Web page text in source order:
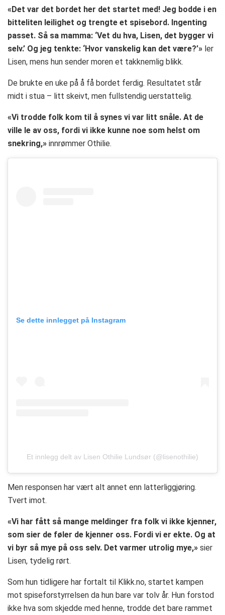
«Det var det bordet her det startet med! Jeg bodde i en
bitteliten leilighet og trengte et spisebord. Ingenting
passet. Så sa mamma: ‘Vet du hva, Lisen, det bygger vi
selv.’ Og jeg tenkte: ‘Hvor vanskelig kan det være?’» ler
Lisen, mens hun sender moren et takknemlig blikk.
De brukte en uke på å få bordet ferdig. Resultatet står
midt i stua – litt skeivt, men fullstendig uerstattelig.
«Vi trodde folk kom til å synes vi var litt snåle. At de
ville le av oss, fordi vi ikke kunne noe som helst om
snekring,» innrømmer Othilie.
Se dette innlegget på Instagram
Et innlegg delt av Lisen Othilie Lundsør (@lisenothilie)
Men responsen har vært alt annet enn latterliggjøring.
Tvert imot.
«Vi har fått så mange meldinger fra folk vi ikke kjenner,
som sier de føler de kjenner oss. Fordi vi er ekte. Og at
vi byr så mye på oss selv. Det varmer utrolig mye,» sier
Lisen, tydelig rørt.
Som hun tidligere har fortalt til Klikk.no, startet kampen
mot spiseforstyrrelsen da hun bare var tolv år. Hun forstod
ikke hva som skjedde med henne, trodde det bare rammet